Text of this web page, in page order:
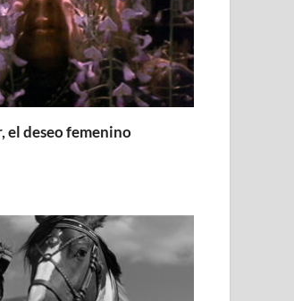
el deseo femenino